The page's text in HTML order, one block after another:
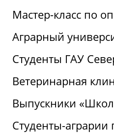
Мастер-класс по
Аграрный
Студенты ГАУ
Ветеринарная
Выпускники
Студенты-